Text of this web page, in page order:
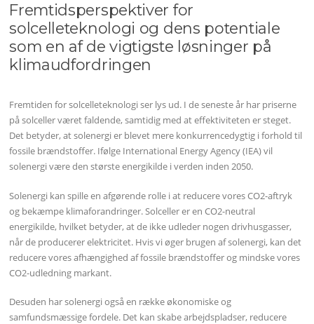
Fremtidsperspektiver for
solcelleteknologi og dens potentiale
som en af de vigtigste løsninger på
klimaudfordringen
Fremtiden for solcelleteknologi ser lys ud. I de seneste år har priserne
på solceller været faldende, samtidig med at effektiviteten er steget.
Det betyder, at solenergi er blevet mere konkurrencedygtig i forhold til
fossile brændstoffer. Ifølge International Energy Agency (IEA) vil
solenergi være den største energikilde i verden inden 2050.
Solenergi kan spille en afgørende rolle i at reducere vores CO2-aftryk
og bekæmpe klimaforandringer. Solceller er en CO2-neutral
energikilde, hvilket betyder, at de ikke udleder nogen drivhusgasser,
når de producerer elektricitet. Hvis vi øger brugen af solenergi, kan det
reducere vores afhængighed af fossile brændstoffer og mindske vores
CO2-udledning markant.
Desuden har solenergi også en række økonomiske og
samfundsmæssige fordele. Det kan skabe arbejdspladser, reducere